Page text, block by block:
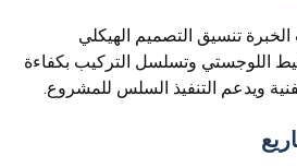
تنسيق التصميم الهيكلي
اللوجستي وتسلسل التركيب بكفاءة
ويدعم التنفيذ السلس للمشروع.